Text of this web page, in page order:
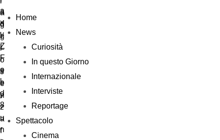
Home
News
Curiosità
In questo Giorno
Internazionale
Interviste
Reportage
Spettacolo
Cinema